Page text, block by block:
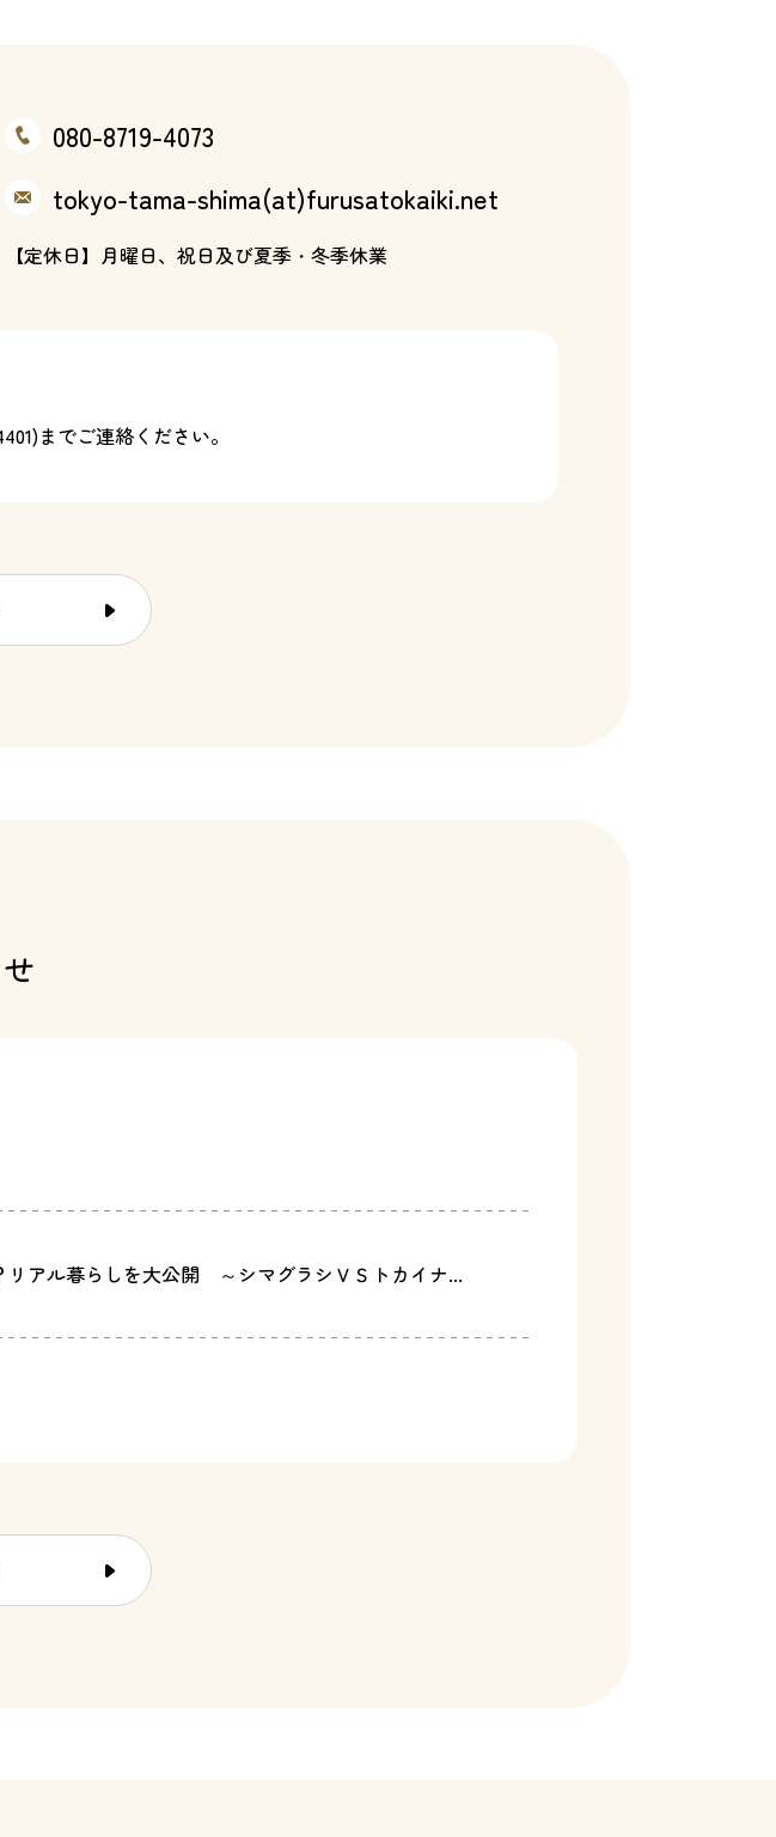
080-8719-4073
tokyo-tama-shima(at)furusatokaiki.net
【定休日】月曜日、祝日及び夏季・冬季休業
)までご連絡ください。
アル暮らしを大公開 ～シマグラシＶＳトカイナ...